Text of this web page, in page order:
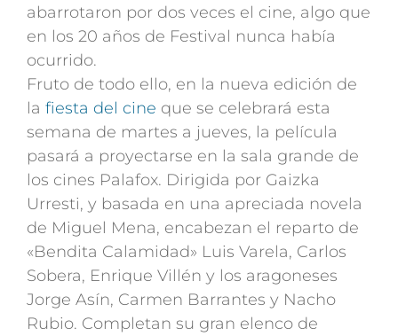
abarrotaron por dos veces el cine, algo que
en los 20 años de Festival nunca había
ocurrido.
Fruto de todo ello, en la nueva edición de
la fiesta del cine que se celebrará esta
semana de martes a jueves, la película
pasará a proyectarse en la sala grande de
los cines Palafox. Dirigida por Gaizka
Urresti, y basada en una apreciada novela
de Miguel Mena, encabezan el reparto de
«Bendita Calamidad» Luis Varela, Carlos
Sobera, Enrique Villén y los aragoneses
Jorge Asín, Carmen Barrantes y Nacho
Rubio. Completan su gran elenco de